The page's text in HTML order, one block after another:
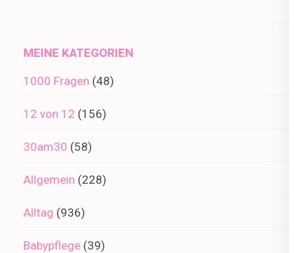
MEINE KATEGORIEN
1000 Fragen (48)
12 von 12 (156)
30am30 (58)
Allgemein (228)
Alltag (936)
Babypflege (39)